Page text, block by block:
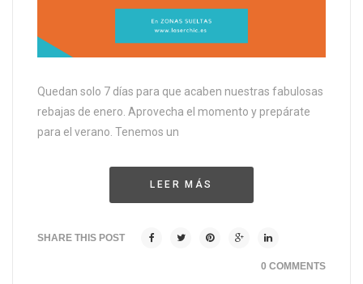
Quedan solo 7 días para que acaben nuestras fabulosas
rebajas de enero. Aprovecha el momento y prepárate
para el verano. Tenemos un
LEER MÁS
SHARE THIS POST
0 COMMENTS